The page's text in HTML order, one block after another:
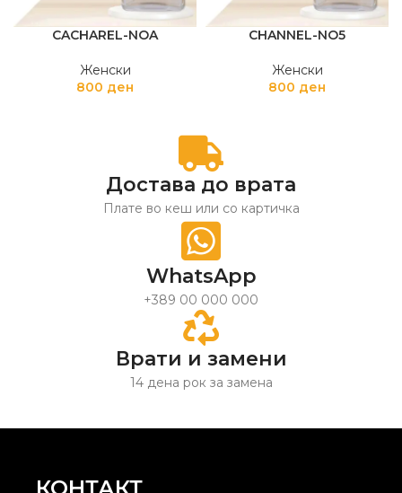
CACHAREL-NOA
Женски
800 ден
CHANNEL-NO5
Женски
800 ден
Достава до врата
Плате во кеш или со картичка
WhatsApp
+389 00 000 000
Врати и замени
14 дена рок за замена
КОНТАКТ